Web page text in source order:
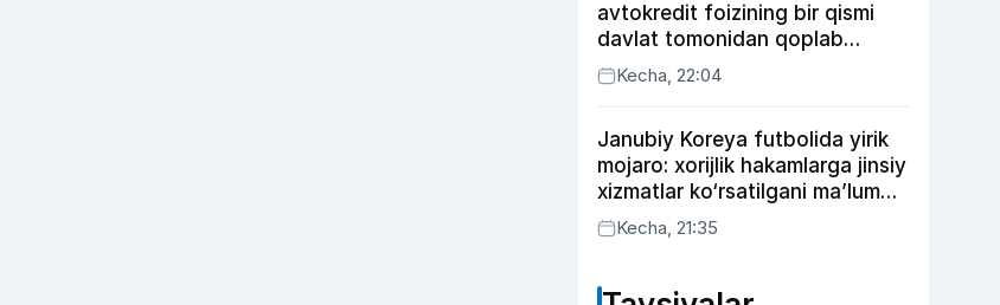
avtokredit foizining bir qismi
davlat tomonidan qoplab
berilishi mumkin
Kecha, 22:04
Janubiy Koreya futbolida yirik
mojaro: xorijlik hakamlarga jinsiy
xizmatlar ko‘rsatilgani ma’lum
qilindi
Kecha, 21:35